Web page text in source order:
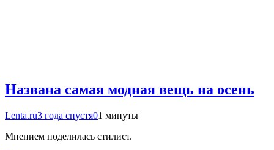
Названа самая модная вещь на осень
Lenta.ru3 года спустя01 минуты
Мнением поделилась стилист.